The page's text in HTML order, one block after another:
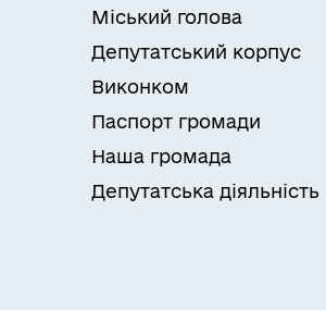
Міський голова
Депутатський корпус
Виконком
Паспорт громади
Наша громада
Депутатська діяльність